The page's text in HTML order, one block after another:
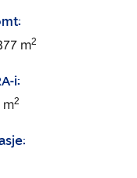
m2
i:
m2